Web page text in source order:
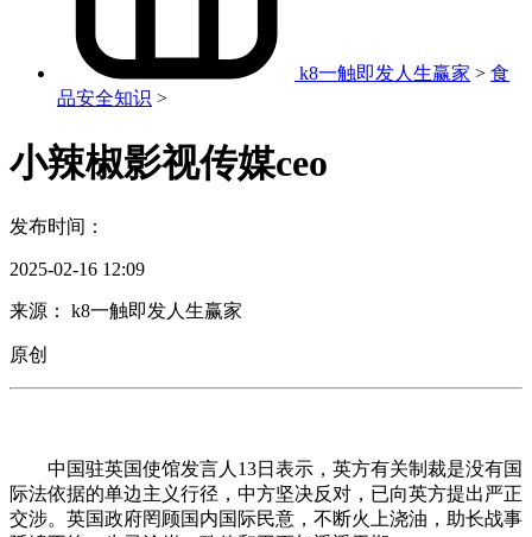
k8一触即发人生赢家 > 食
品安全知识 >
小辣椒影视传媒ceo
发布时间：
2025-02-16 12:09
来源： k8一触即发人生赢家
原创
中国驻英国使馆发言人13日表示，英方有关制裁是没有国
际法依据的单边主义行径，中方坚决反对，已向英方提出严正
交涉。英国政府罔顾国内国际民意，不断火上浇油，助长战事